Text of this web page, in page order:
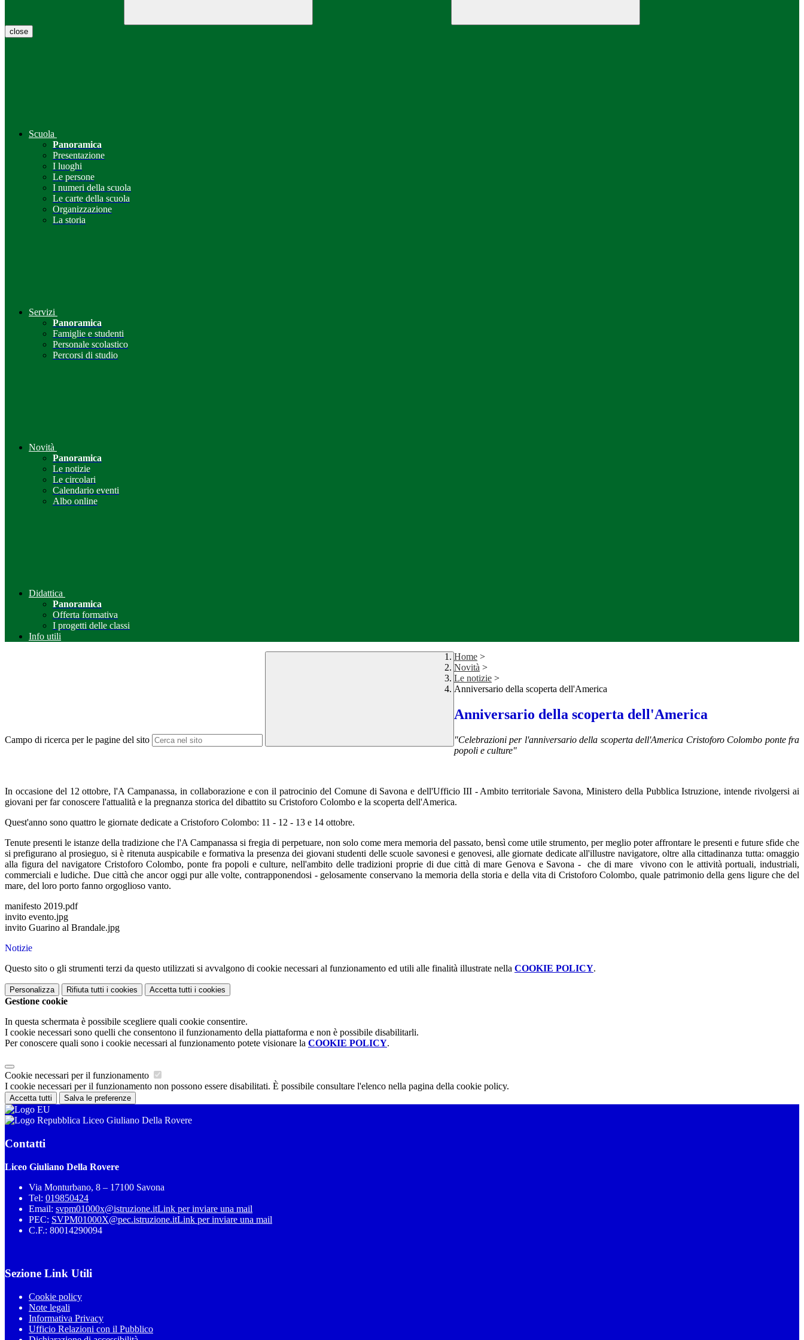
close
Scuola
Panoramica
Presentazione
I luoghi
Le persone
I numeri della scuola
Le carte della scuola
Organizzazione
La storia
Servizi
Panoramica
Famiglie e studenti
Personale scolastico
Percorsi di studio
Novità
Panoramica
Le notizie
Le circolari
Calendario eventi
Albo online
Didattica
Panoramica
Offerta formativa
I progetti delle classi
Info utili
Campo di ricerca per le pagine del sito
Home >
Novità >
Le notizie >
Anniversario della scoperta dell'America
Anniversario della scoperta dell'America
"Celebrazioni per l'anniversario della scoperta dell'America Cristoforo Colombo ponte fra
popoli e culture"
In occasione del 12 ottobre, l'A Campanassa, in collaborazione e con il patrocinio del Comune di Savona e dell'Ufficio III - Ambito territoriale Savona, Ministero della Pubblica Istruzione, intende rivolgersi ai
giovani per far conoscere l'attualità e la pregnanza storica del dibattito su Cristoforo Colombo e la scoperta dell'America.
Quest'anno sono quattro le giornate dedicate a Cristoforo Colombo: 11 - 12 - 13 e 14 ottobre.
Tenute presenti le istanze della tradizione che l'A Campanassa si fregia di perpetuare, non solo come mera memoria del passato, bensì come utile strumento, per meglio poter affrontare le presenti e future sfide che
si prefigurano al prosieguo, si è ritenuta auspicabile e formativa la presenza dei giovani studenti delle scuole savonesi e genovesi, alle giornate dedicate all'illustre navigatore, oltre alla cittadinanza tutta: omaggio
alla figura del navigatore Cristoforo Colombo, ponte fra popoli e culture, nell'ambito delle tradizioni proprie di due città di mare Genova e Savona - che di mare vivono con le attività portuali, industriali,
commerciali e ludiche. Due città che ancor oggi pur alle volte, contrapponendosi - gelosamente conservano la memoria della storia e della vita di Cristoforo Colombo, quale patrimonio della gens ligure che del
mare, del loro porto fanno orgoglioso vanto.
manifesto 2019.pdf
invito evento.jpg
invito Guarino al Brandale.jpg
Notizie
Questo sito o gli strumenti terzi da questo utilizzati si avvalgono di cookie necessari al funzionamento ed utili alle finalità illustrate nella COOKIE POLICY.
Personalizza Rifiuta tutti i cookies Accetta tutti i cookies
Gestione cookie
In questa schermata è possibile scegliere quali cookie consentire.
I cookie necessari sono quelli che consentono il funzionamento della piattaforma e non è possibile disabilitarli.
Per conoscere quali sono i cookie necessari al funzionamento potete visionare la COOKIE POLICY.
Cookie necessari per il funzionamento
I cookie necessari per il funzionamento non possono essere disabilitati. È possibile consultare l'elenco nella pagina della cookie policy.
Accetta tutti Salva le preferenze
Liceo Giuliano Della Rovere
Contatti
Liceo Giuliano Della Rovere
Via Monturbano, 8 – 17100 Savona
Tel: 019850424
Email: svpm01000x@istruzione.itLink per inviare una mail
PEC: SVPM01000X@pec.istruzione.itLink per inviare una mail
C.F.: 80014290094
Sezione Link Utili
Cookie policy
Note legali
Informativa Privacy
Ufficio Relazioni con il Pubblico